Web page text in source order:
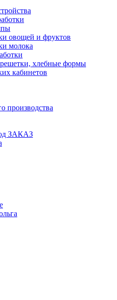
овощей и фруктов
молока
хлебные формы
кабинетов
производства
ЗАКАЗ